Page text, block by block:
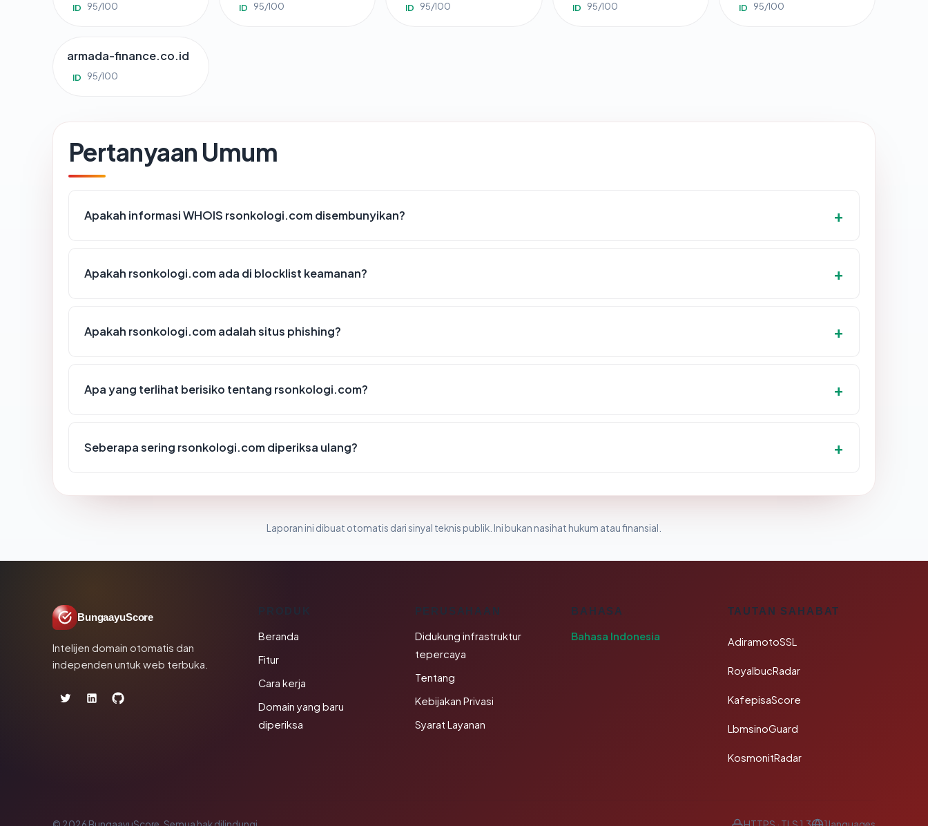
ID 95/100 ID 95/100 ID 95/100 ID 95/100 ID 95/100
armada-finance.co.id
ID 95/100
Pertanyaan Umum
Apakah informasi WHOIS rsonkologi.com disembunyikan?
Apakah rsonkologi.com ada di blocklist keamanan?
Apakah rsonkologi.com adalah situs phishing?
Apa yang terlihat berisiko tentang rsonkologi.com?
Seberapa sering rsonkologi.com diperiksa ulang?
Laporan ini dibuat otomatis dari sinyal teknis publik. Ini bukan nasihat hukum atau finansial.
BungaayuScore
Intelijen domain otomatis dan
independen untuk web terbuka.
Beranda
Fitur
Cara kerja
Domain yang baru
diperiksa
PERUSAHAAN
Didukung infrastruktur
tepercaya
Tentang
Kebijakan Privasi
Syarat Layanan
BAHASA
Bahasa Indonesia
TAUTAN SAHABAT
AdiramotoSSL
RoyalbucRadar
KafepisaScore
LbmsinoGuard
KosmonitRadar